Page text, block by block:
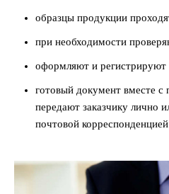
образцы продукции
при необходимости
оформляют и регистрируют
готовый документ вместе с
передают заказчику лично
почтовой корреспонденцией